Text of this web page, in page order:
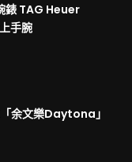
錶 TAG Heuer
手腕
余文樂Daytona」